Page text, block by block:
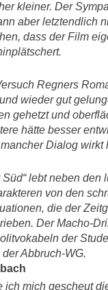
kleiner. Der
aber letztendlich
dass der Film
Regners
wieder gut
gehetzt und
hätte besser
Dialog wirkt
Süd“ lebt neben den
von den
die der
Der Macho-
der
Abbruch-WG.
ich mich gescheut